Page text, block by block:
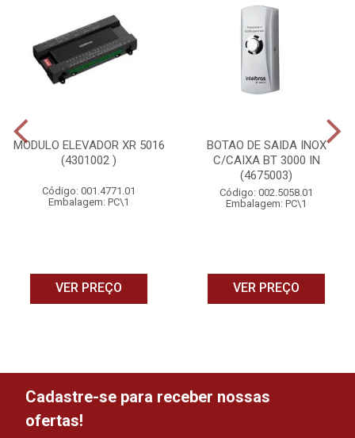
MODULO ELEVADOR XR 5016
(4301002 )
Código: 001.4771.01
Embalagem: PC\1
VER PREÇO
BOTAO DE SAIDA INOX
C/CAIXA BT 3000 IN
(4675003)
Código: 002.5058.01
Embalagem: PC\1
VER PREÇO
Cadastre-se para receber nossas
ofertas!